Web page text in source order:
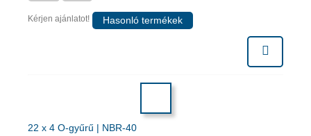
Kérjen ajánlatot! Hasonló termékek
22 x 4 O-gyűrű | NBR-40